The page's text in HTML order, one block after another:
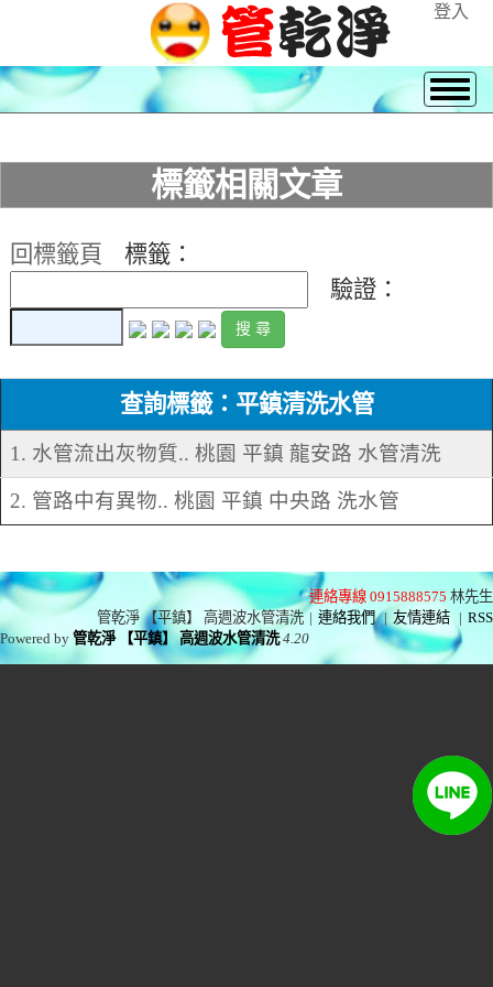
登入
標籤相關文章
回標籤頁
標籤：
驗證：
查詢標籤：平鎮清洗水管
1. 水管流出灰物質.. 桃園 平鎮 龍安路 水管清洗
2. 管路中有異物.. 桃園 平鎮 中央路 洗水管
連絡專線 0915888575 林先生
管乾淨 【平鎮】 高週波水管清洗 | 連絡我們 | 友情連結 | RSS
Powered by管乾淨 【平鎮】 高週波水管清洗 4.20